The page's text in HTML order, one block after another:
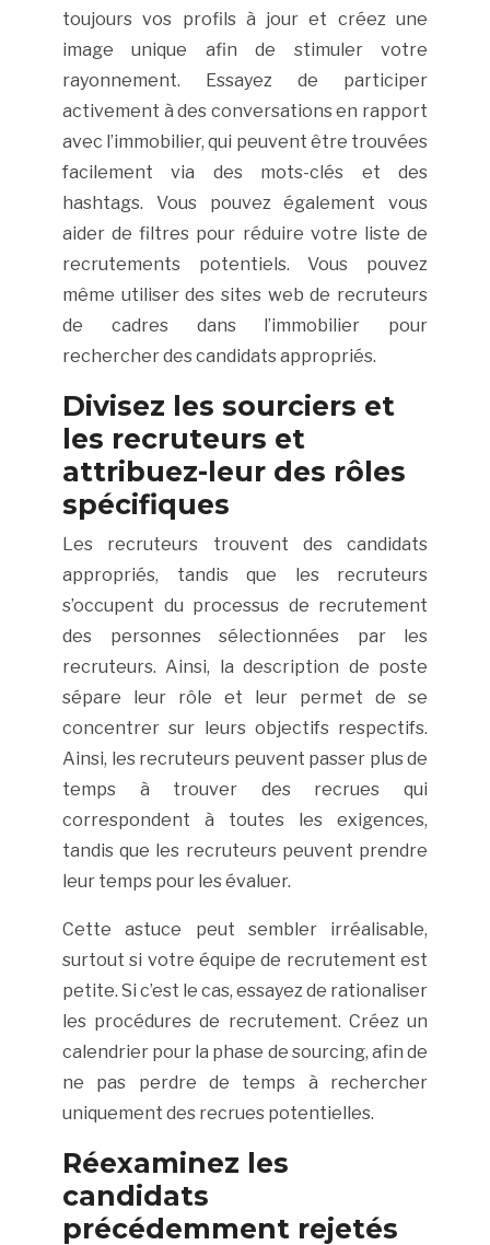
toujours vos profils à jour et créez une
image unique afin de stimuler votre
rayonnement. Essayez de participer
activement à des conversations en rapport
avec l’immobilier, qui peuvent être trouvées
facilement via des mots-clés et des
hashtags. Vous pouvez également vous
aider de filtres pour réduire votre liste de
recrutements potentiels. Vous pouvez
même utiliser des sites web de recruteurs
de cadres dans l’immobilier pour
rechercher des candidats appropriés.
Divisez les sourciers et
les recruteurs et
attribuez-leur des rôles
spécifiques
Les recruteurs trouvent des candidats
appropriés, tandis que les recruteurs
s’occupent du processus de recrutement
des personnes sélectionnées par les
recruteurs. Ainsi, la description de poste
sépare leur rôle et leur permet de se
concentrer sur leurs objectifs respectifs.
Ainsi, les recruteurs peuvent passer plus de
temps à trouver des recrues qui
correspondent à toutes les exigences,
tandis que les recruteurs peuvent prendre
leur temps pour les évaluer.
Cette astuce peut sembler irréalisable,
surtout si votre équipe de recrutement est
petite. Si c’est le cas, essayez de rationaliser
les procédures de recrutement. Créez un
calendrier pour la phase de sourcing, afin de
ne pas perdre de temps à rechercher
uniquement des recrues potentielles.
Réexaminez les
candidats
précédemment rejetés